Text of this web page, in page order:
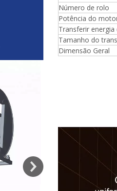
Número de rolo
Potência do
Transferir
Tamanho do
Dimensão Geral